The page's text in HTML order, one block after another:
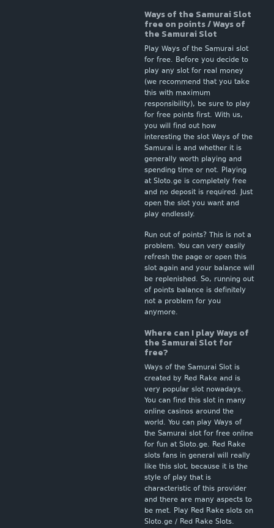
Ways of the Samurai Slot
free on points / Ways of
the Samurai Slot
Play Ways of the Samurai slot
for free. Before you decide to
play any slot for real money
(we recommend that you take
this with maximum
responsibility), be sure to play
for free points first. With us,
you will find out how
interesting the slot Ways of the
Samurai is and whether it is
generally worth playing and
spending time or not. Playing
at Sloto.ge is completely free
and no deposit is required. Just
open the slot you want and
play endlessly.
Run out of points? This is not a
problem. You can very easily
refresh the page or open this
slot again and your balance will
be replenished. So, running out
of points balance is definitely
not a problem for you
anymore.
Where can I play Ways of
the Samurai Slot for
free?
Ways of the Samurai Slot is
created by Red Rake and is
very popular slot nowadays.
You can find this slot in many
online casinos around the
world. You can play Ways of
the Samurai slot for free online
for fun at Sloto.ge. Red Rake
slots fans in general will really
like this slot, because it is the
style of play that is
characteristic of this provider
and there are many aspects to
be met. Play Red Rake slots on
Sloto.ge / Red Rake Slots.